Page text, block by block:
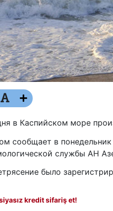
в Каспийском море
сообщает в понедельник
службы АН
было
kredit sifariş et!